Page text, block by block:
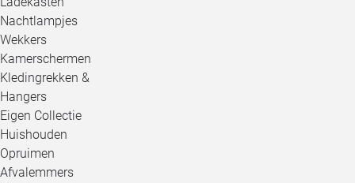
Nachtlampjes
Wekkers
Kamerschermen
Kledingrekken &
Hangers
Eigen Collectie
Huishouden
Opruimen
Afvalemmers